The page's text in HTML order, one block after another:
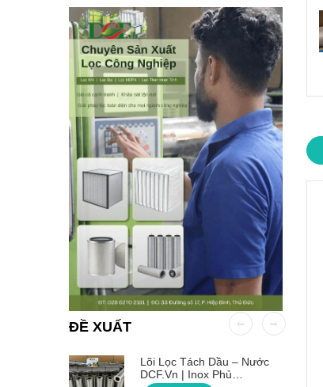
ĐỀ XUẤT
Lõi Lọc Tách Dầu – Nước
DCF.vn | Inox Phủ